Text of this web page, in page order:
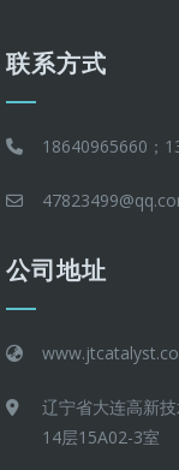
联系方式
18640965660；
公司地址
辽宁省大连高新
14层15A02-3室